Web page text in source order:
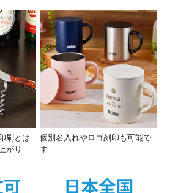
刷とは
がり
個別名入れやロゴ刻印も可能で
す